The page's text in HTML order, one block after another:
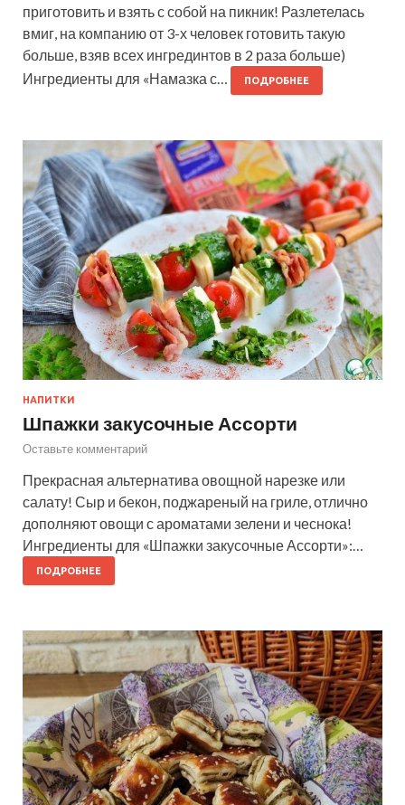
приготовить и взять с собой на пикник! Разлетелась
вмиг, на компанию от 3-х человек готовить такую
больше, взяв всех ингрединтов в 2 раза больше)
Ингредиенты для «Намазка с…
ПОДРОБНЕЕ
НАПИТКИ
Шпажки закусочные Ассорти
Оставьте комментарий
Прекрасная альтернатива овощной нарезке или
салату! Сыр и бекон, поджареный на гриле, отлично
дополняют овощи с ароматами зелени и чеснока!
Ингредиенты для «Шпажки закусочные Ассорти»:…
ПОДРОБНЕЕ